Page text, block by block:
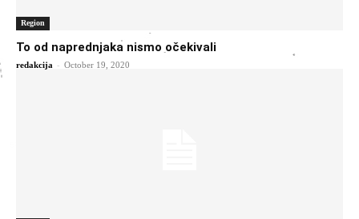
Region
To od naprednjaka nismo očekivali
redakcija - October 19, 2020